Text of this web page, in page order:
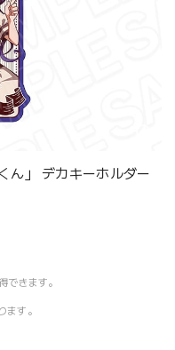
ん」 デカキーホルダー
できます。
す。